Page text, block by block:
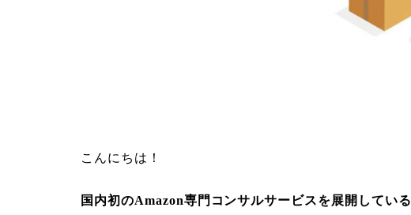
こんにちは！
国内初のAmazon専門コンサルサービスを展開している